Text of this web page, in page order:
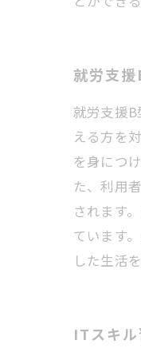
就労支
就労支援
える方を
を身につ
た、利用
されます
ています
した生活
ITスキ